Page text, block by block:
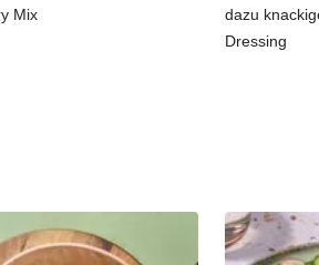
Mix
dazu
Dressing